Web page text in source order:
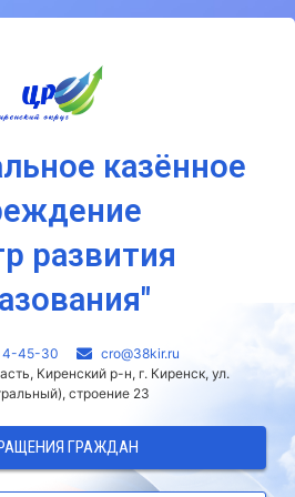
казённое
развития
4-45-30
сro@38kir.ru
Киренский р-н, г. Киренск, ул.
строение 23
ГРАЖДАН